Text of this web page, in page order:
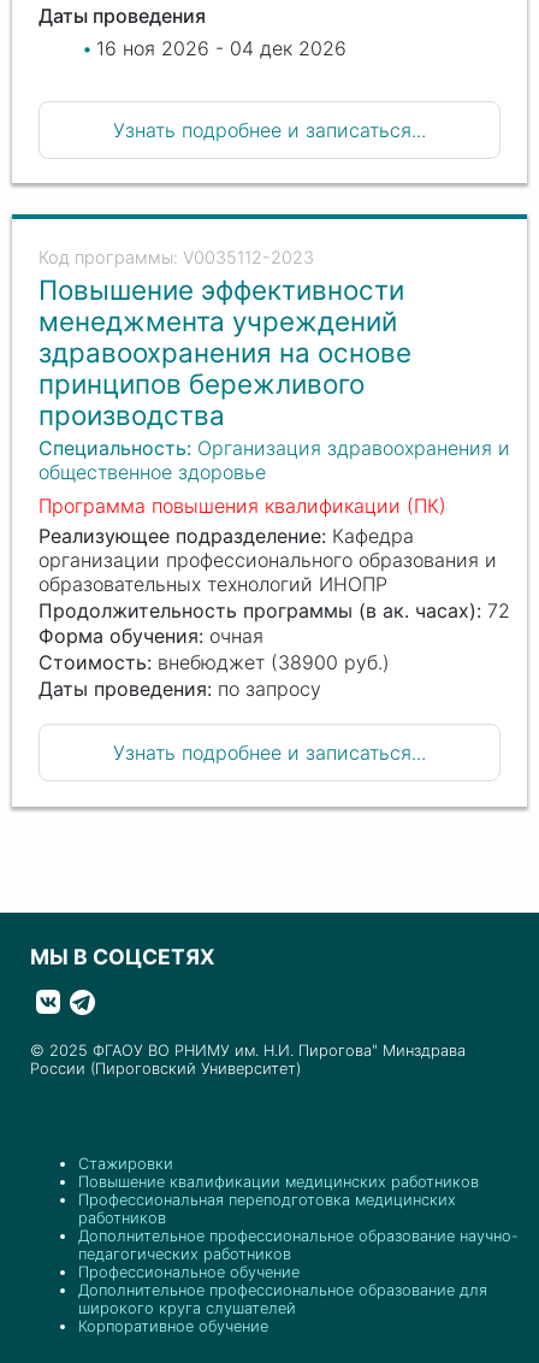
Даты проведения
16 ноя 2026 - 04 дек 2026
Узнать подробнее и записаться...
V0035112-2023
Повышение эффективности
менеджмента учреждений
здравоохранения на основе
принципов бережливого
производства
Специальность:
общественное здоровье
Программа повышения квалификации (ПК)
Реализующее подразделение: Кафедра
организации профессионального образования и
образовательных технологий ИНОПР
Продолжительность программы (в ак. часах): 72
Форма обучения: очная
Стоимость: внебюджет (38900 руб.)
Даты проведения: по запросу
Узнать подробнее и записаться...
МЫ В СОЦСЕТЯХ
© 2025 ФГАОУ ВО РНИМУ им. Н.И. Пирогова" Минздрава
России (Пироговский Университет)
Стажировки
Повышение квалификации медицинских работников
Профессиональная переподготовка медицинских
работников
Дополнительное профессиональное образование научно-
педагогических работников
Профессиональное обучение
Дополнительное профессиональное образование для
широкого круга слушателей
Корпоративное обучение